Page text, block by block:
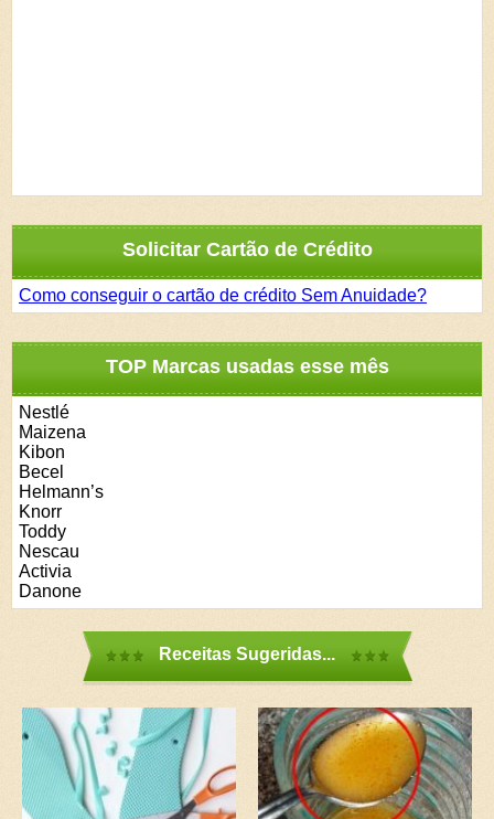
Solicitar Cartão de Crédito
Como conseguir o cartão de crédito Sem Anuidade?
TOP Marcas usadas esse mês
Nestlé
Maizena
Kibon
Becel
Helmann’s
Knorr
Toddy
Nescau
Activia
Danone
Receitas Sugeridas...